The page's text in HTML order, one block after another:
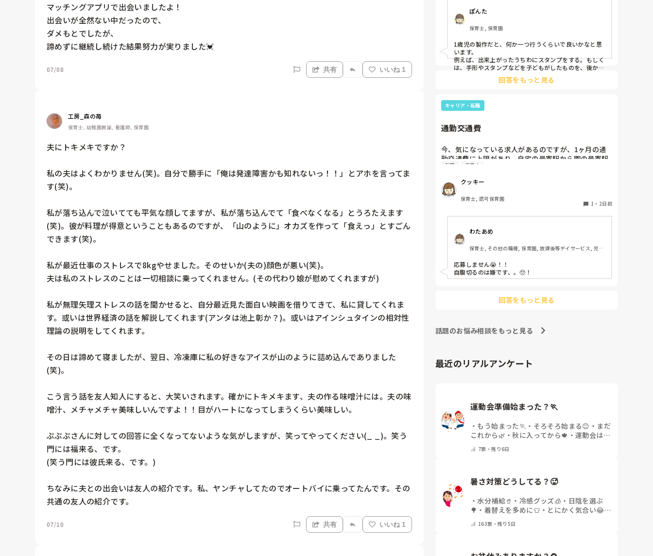
マッチングアプリで出会いましたよ！
出会いが全然ない中だったので、
ダメもとでしたが、
諦めずに継続し続けた結果努力が実りました💓
07/08 共有 いいね 1
工房_森の苺
保育士, 幼稚園教諭, 看護師, 保育園
夫にトキメキですか？
私の夫はよくわかりません(笑)。自分で勝手に「俺は発達障害かも知れないっ！！」とアホを言ってま
す(笑)。
私が落ち込んで泣いてても平気な顔してますが、私が落ち込んでて「食べなくなる」とうろたえます
(笑)。彼が料理が得意ということもあるのですが、「山のように」オカズを作って「食えっ」とすごん
できます(笑)。
私が最近仕事のストレスで8kgやせました。そのせいか(夫の)顔色が悪い(笑)。
夫は私のストレスのことは一切相談に乗ってくれません。(その代わり娘が慰めてくれますが)
私が無理矢理ストレスの話を聞かせると、自分最近見た面白い映画を借りてきて、私に貸してくれま
す。或いは世界経済の話を解説してくれます(アンタは池上彰か？)。或いはアインシュタインの相対性
理論の説明をしてくれます。
その日は諦めて寝ましたが、翌日、冷凍庫に私の好きなアイスが山のように詰め込んでありました
(笑)。
こう言う話を友人知人にすると、大笑いされます。確かにトキメキます、夫の作る味噌汁には。夫の味
噌汁、メチャメチャ美味しいんですよ！！目がハートになってしまうくらい美味しい。
ぷぷぷさんに対しての回答に全くなってないような気がしますが、笑ってやってください(_ _)。笑う
門には福来る、です。
(笑う門には彼氏来る、です。)
ちなみに夫との出会いは友人の紹介です。私、ヤンチャしてたのでオートバイに乗ってたんです。その
共通の友人の紹介です。
07/10 共有 いいね 1
ぽんた
保育士, 保育園
1歳児の製作だと、何か一つ行うくらいで良いかなと思
います。
例えば、出来上がったうちわにスタンプをする。もしく
は、手形やスタンプなどを子どもがしたものを、後から
うちわの形に切る。1歳児なんて集中できないです。興
味を持って来てくれただけで十分です。
お部屋では、ビニールシートを敷いて、片栗粉粘土、寒
天や春雨遊び、氷遊び、など間食遊びをたくさん行って
ホールに行っているクラスにお邪魔するのも良いかなと
す！
回答をもっと見る
キャリア・転職
通勤交通費
今、気になっている求人があるのですが、1ヶ月の通
勤交通費に上限があり、自宅の最寄駅から園の最寄駅
までの通勤定期代が5,000円ほどオーバーします
私としてはなかなか大きい金額なので、この時点で応
募を迷っているのですが、皆さんならどうしますか？
転職 保育士
クッキー
保育士, 認可保育園
1 ・ 2日前
わたあめ
保育士, その他の職種, 保育園, 放課後等デイサービス, 児童
応募しません😭！！
自腹切るのは嫌です、。🥺！
回答をもっと見る
話題のお悩み相談をもっと見る
最近のリアルアンケート
運動会準備始まった？🏃
・ もう始まった🏃 ・ そろそろ始まる😊 ・ まだ
これから🌿 ・秋に入ってから🍁 ・ 運動会はな
ください)
7票・残り6日
暑さ対策どうしてる？🥵
・水分補給🥤 ・ 冷感グッズ🧊 ・ 日陰を選ぶ
🌳 ・ 着替えを多めに👕・ とにかく気合い😂・
163票・残り5日